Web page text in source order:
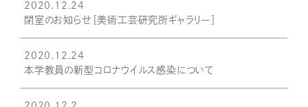
2020.12.24
閉室のお知らせ［美術工芸研究所ギャラリー］
2020.12.24
本学教員の新型コロナウイルス感染について